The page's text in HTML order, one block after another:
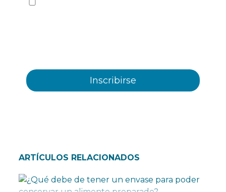
ARTÍCULOS RELACIONADOS